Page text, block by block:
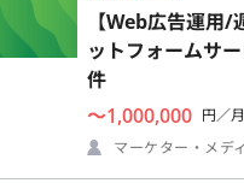
【Web広告運用
ットフォームサ
件
〜1,000,000 円／月
マーケター・メデ